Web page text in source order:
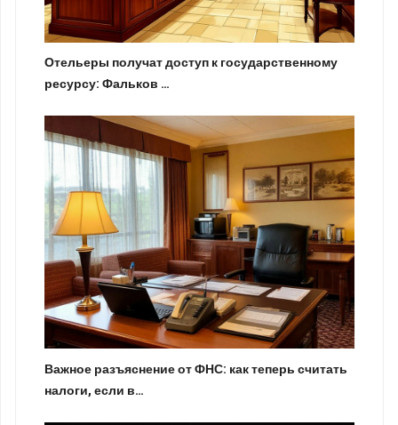
Отельеры получат доступ к государственному
ресурсу: Фальков …
Важное разъяснение от ФНС: как теперь считать
налоги, если в…